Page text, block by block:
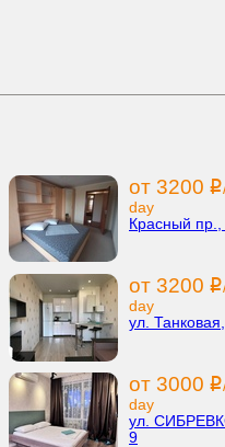
от 3200 i
day
Красный пр.,
от 3200 i
day
ул.
от 3000 i
day
ул.
9